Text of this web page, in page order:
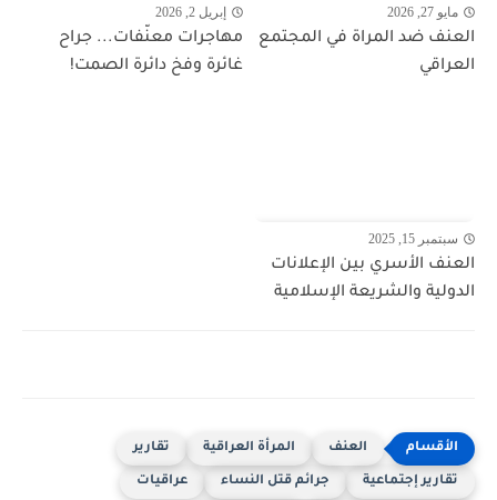
مايو 27, 2026
العنف ضد المراة في المجتمع
العراقي
إبريل 2, 2026
مهاجرات معنّفات... جراح
غائرة وفخ دائرة الصمت!
سبتمبر 15, 2025
العنف الأسري بين الإعلانات
الدولية والشريعة الإسلامية
العنف المرأة العراقية تقارير
تقارير إجتماعية جرائم قتل النساء عراقيات